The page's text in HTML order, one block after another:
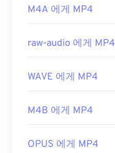
M4A 에게 MP4
raw-audio 에게 MP4
WAVE 에게 MP4
M4B 에게 MP4
OPUS 에게 MP4